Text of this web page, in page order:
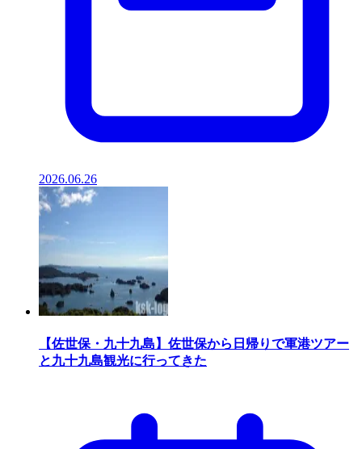
2026.06.26
【佐世保・九十九島】佐世保から日帰りで軍港ツアー
と九十九島観光に行ってきた